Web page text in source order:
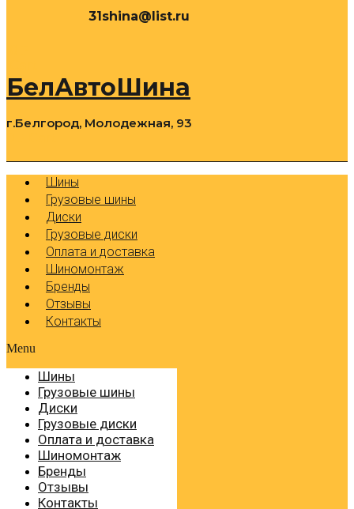
31shina@list.ru
БелАвтоШина
г.Белгород, Молодежная, 93
Шины
Грузовые шины
Диски
Грузовые диски
Оплата и доставка
Шиномонтаж
Бренды
Отзывы
Контакты
Menu
Шины
Грузовые шины
Диски
Грузовые диски
Оплата и доставка
Шиномонтаж
Бренды
Отзывы
Контакты